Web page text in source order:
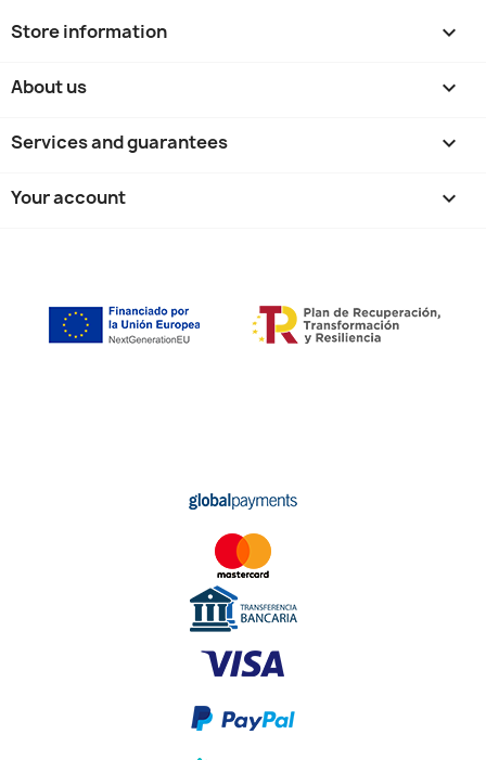
Store information keyboard_arrow_down
About us 
Services and guarantees 
Your account 